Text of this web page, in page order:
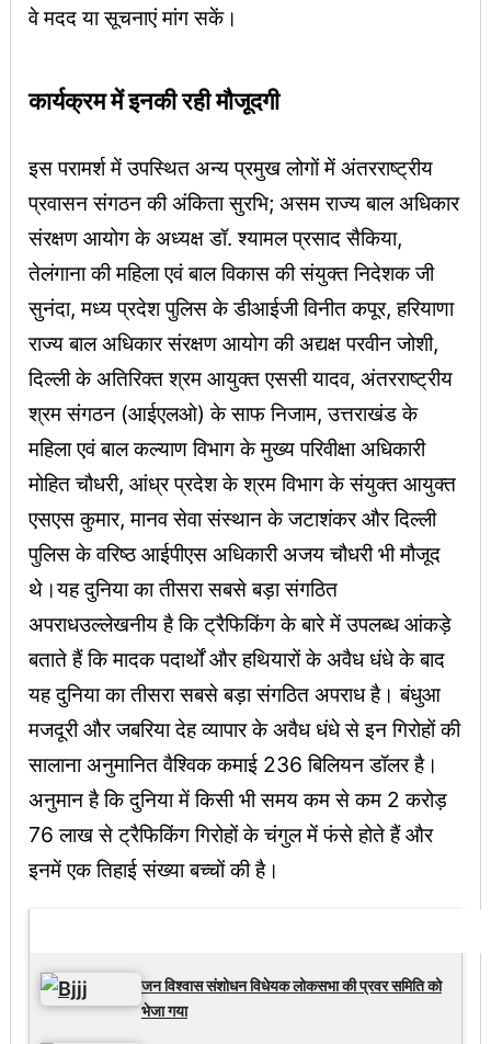
वे मदद या सूचनाएं मांग सकें।
कार्यक्रम में इनकी रही मौजूदगी
इस परामर्श में उपस्थित अन्य प्रमुख लोगों में अंतरराष्ट्रीय
प्रवासन संगठन की अंकिता सुरभि; असम राज्य बाल अधिकार
संरक्षण आयोग के अध्यक्ष डॉ. श्यामल प्रसाद सैकिया,
तेलंगाना की महिला एवं बाल विकास की संयुक्त निदेशक जी
सुनंदा, मध्य प्रदेश पुलिस के डीआईजी विनीत कपूर, हरियाणा
राज्य बाल अधिकार संरक्षण आयोग की अद्यक्ष परवीन जोशी,
दिल्ली के अतिरिक्त श्रम आयुक्त एससी यादव, अंतरराष्ट्रीय
श्रम संगठन (आईएलओ) के साफ निजाम, उत्तराखंड के
महिला एवं बाल कल्याण विभाग के मुख्य परिवीक्षा अधिकारी
मोहित चौधरी, आंध्र प्रदेश के श्रम विभाग के संयुक्त आयुक्त
एसएस कुमार, मानव सेवा संस्थान के जटाशंकर और दिल्ली
पुलिस के वरिष्ठ आईपीएस अधिकारी अजय चौधरी भी मौजूद
थे।यह दुनिया का तीसरा सबसे बड़ा संगठित
अपराधउल्लेखनीय है कि ट्रैफिकिंग के बारे में उपलब्ध आंकड़े
बताते हैं कि मादक पदार्थों और हथियारों के अवैध धंधे के बाद
यह दुनिया का तीसरा सबसे बड़ा संगठित अपराध है। बंधुआ
मजदूरी और जबरिया देह व्यापार के अवैध धंधे से इन गिरोहों की
सालाना अनुमानित वैश्विक कमाई 236 बिलियन डॉलर है।
अनुमान है कि दुनिया में किसी भी समय कम से कम 2 करोड़
76 लाख से ट्रैफिकिंग गिरोहों के चंगुल में फंसे होते हैं और
इनमें एक तिहाई संख्या बच्चों की है।
जन विश्वास संशोधन विधेयक लोकसभा की प्रवर समिति को
भेजा गया